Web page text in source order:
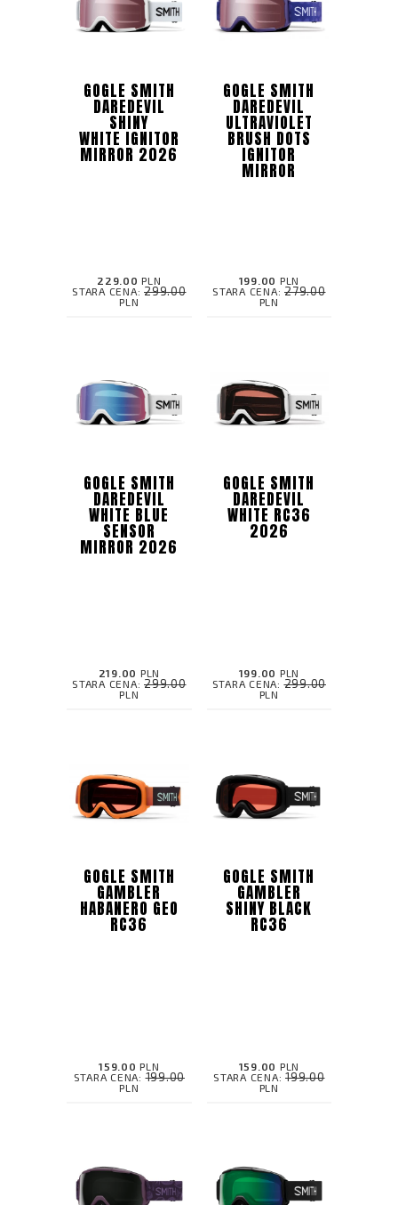
GOGLE SMITH
DAREDEVIL
SHINY
WHITE IGNITOR
MIRROR 2026
229.00 PLN
STARA CENA: 299.00
PLN
GOGLE SMITH
DAREDEVIL
ULTRAVIOLET
BRUSH DOTS
IGNITOR
MIRROR
199.00 PLN
STARA CENA: 279.00
PLN
GOGLE SMITH
DAREDEVIL
WHITE BLUE
SENSOR
MIRROR 2026
219.00 PLN
STARA CENA: 299.00
PLN
GOGLE SMITH
DAREDEVIL
WHITE RC36
2026
199.00 PLN
STARA CENA:299.00
PLN
GOGLE SMITH
GAMBLER
HABANERO GEO
RC36
159.00 PLN
STARA CENA:199.00
PLN
GOGLE SMITH
GAMBLER
SHINY BLACK
RC36
159.00 PLN
STARA CENA: 199.00
PLN